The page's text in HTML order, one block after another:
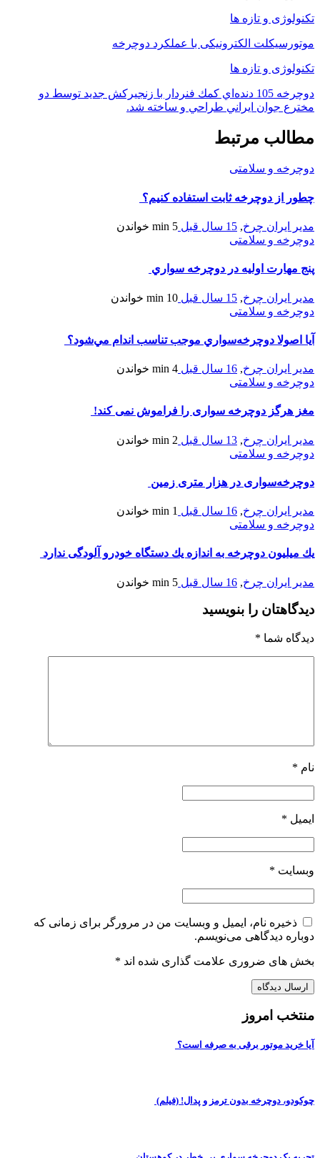
تکنولوژی و تازه ها
موتورسیکلت الکترونیکی با عملکرد دوچرخه
تکنولوژی و تازه ها
دوچرخه 105 دنده‌اي كمك فنردار با زنجيركش جديد توسط دو
مخترع جوان ايراني طراحي و ساخته شد.
مطالب مرتبط
دوچرخه و سلامتی
چطور از دوچرخه ثابت استفاده کنیم؟
مدیر ایران چرخ, 15 سال قبل 5 min
خواندن
دوچرخه و سلامتی
پنج مهارت اوليه در دوچرخه سواري
مدیر ایران چرخ, 15 سال قبل 10 min
خواندن
دوچرخه و سلامتی
آیا اصولا دوچرخه‌سواري موجب تناسب اندام مي‌شود؟
مدیر ایران چرخ, 16 سال قبل 4 min
خواندن
دوچرخه و سلامتی
مغز هرگز دوچرخه سواری را فراموش نمی کند!
مدیر ایران چرخ, 13 سال قبل 2 min
خواندن
دوچرخه و سلامتی
دوچرخه‌سواری در هزار متری زمین
مدیر ایران چرخ, 16 سال قبل 1 min
خواندن
دوچرخه و سلامتی
یك میلیون دوچرخه به اندازه یك دستگاه خودرو آلودگی ندارد
مدیر ایران چرخ, 16 سال قبل 5 min خواندن
دیدگاهتان را بنویسید
دیدگاه شما *
نام *
ایمیل *
وبسایت *
ذخیره نام، ایمیل و وبسایت من در مرورگر برای زمانی که
دوباره دیدگاهی می‌نویسم.
بخش های ضروری علامت گذاری شده اند *
منتخب امروز
آیا خرید موتور برقی به صرفه است؟
چوکودو، دوچرخه بدون ترمز و پدال! (فیلم)